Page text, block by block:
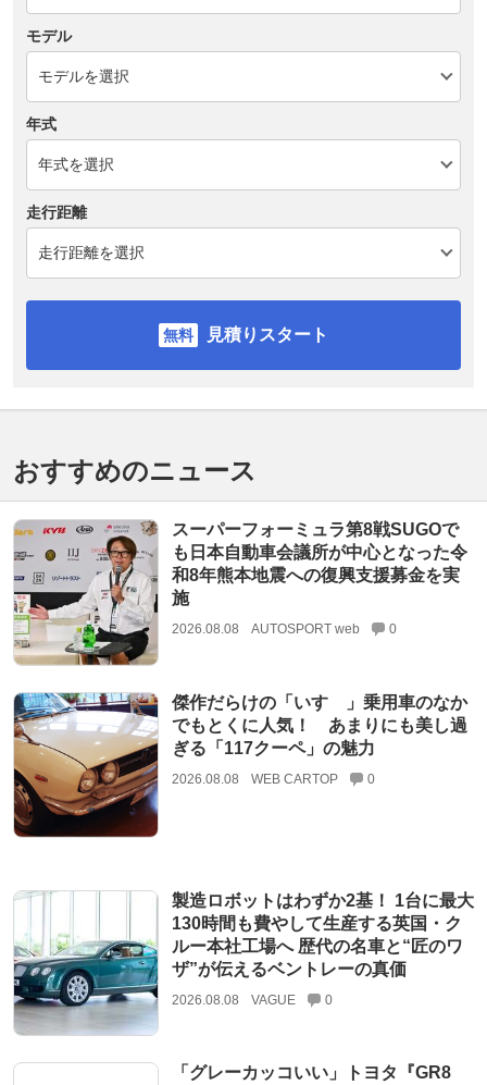
モデル
年式
走行距離
見積りスタート
おすすめのニュース
スーパーフォーミュラ第8戦SUGOで
も日本自動車会議所が中心となった令
和8年熊本地震への復興支援募金を実
施
2026.08.08 AUTOSPORT web 0
傑作だらけの「いすゞ」乗用車のなか
でもとくに人気！ あまりにも美し過
ぎる「117クーペ」の魅力
2026.08.08 WEB CARTOP 0
製造ロボットはわずか2基！ 1台に最大
130時間も費やして生産する英国・ク
ルー本社工場へ 歴代の名車と“匠のワ
ザ”が伝えるベントレーの真価
2026.08.08 VAGUE 0
「グレーカッコいい」トヨタ『GR8